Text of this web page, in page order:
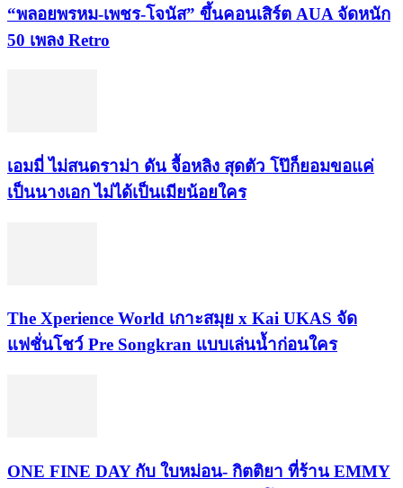
“พลอยพรหม-เพชร-โจนัส” ขึ้นคอนเสิร์ต AUA จัดหนัก
50 เพลง Retro
เอมมี่ ไม่สนดราม่า ดัน จื้อหลิง สุดตัว โป๊ก็ยอมขอแค่
เป็นนางเอก ไม่ได้เป็นเมียน้อยใคร
​The Xperience World เกาะสมุย x Kai UKAS จัด
แฟชั่นโชว์ Pre Songkran แบบเล่นน้ำก่อนใคร
ONE FINE DAY กับ ใบหม่อน- กิตติยา ที่ร้าน EMMY